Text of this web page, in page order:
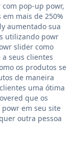
pop-up powr,
mais de 250%
aumentado sua
utilizando powr
slider como
seus clientes
os produtos se
de maneira
uma ótima
que os
em seu site
outra pessoa